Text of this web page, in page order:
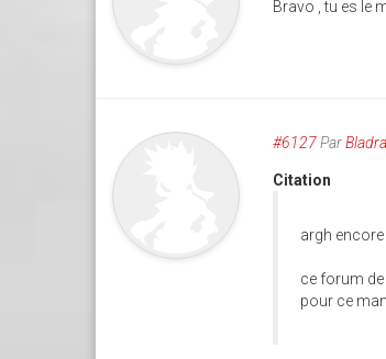
Bravo , tu es le
#6127Par
Citation
argh encore
ce forum
pour ce